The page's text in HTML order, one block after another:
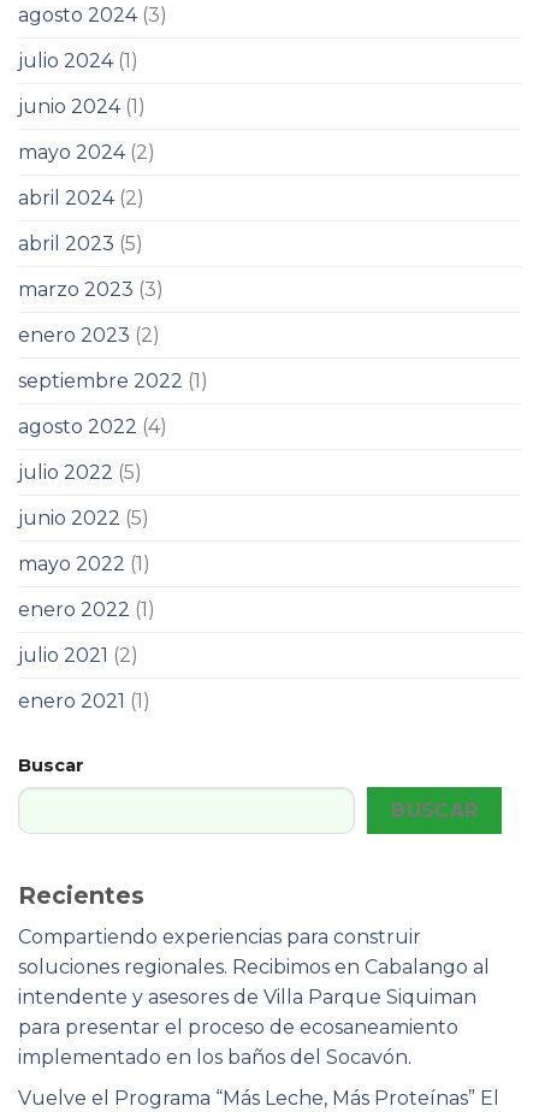
agosto 2024(3)
julio 2024(1)
junio 2024(1)
mayo 2024(2)
abril 2024(2)
abril 2023 (5)
marzo 2023 (3)
enero 2023 (2)
septiembre 2022 (1)
agosto 2022 (4)
julio 2022 (5)
junio 2022 (5)
mayo 2022 (1)
enero 2022 (1)
julio 2021 (2)
enero 2021 (1)
Buscar
BUSCAR
Recientes
Compartiendo experiencias para construir
soluciones regionales. Recibimos en Cabalango al
intendente y asesores de Villa Parque Siquiman
para presentar el proceso de ecosaneamiento
implementado en los baños del Socavón.
Vuelve el Programa “Más Leche, Más Proteínas” El